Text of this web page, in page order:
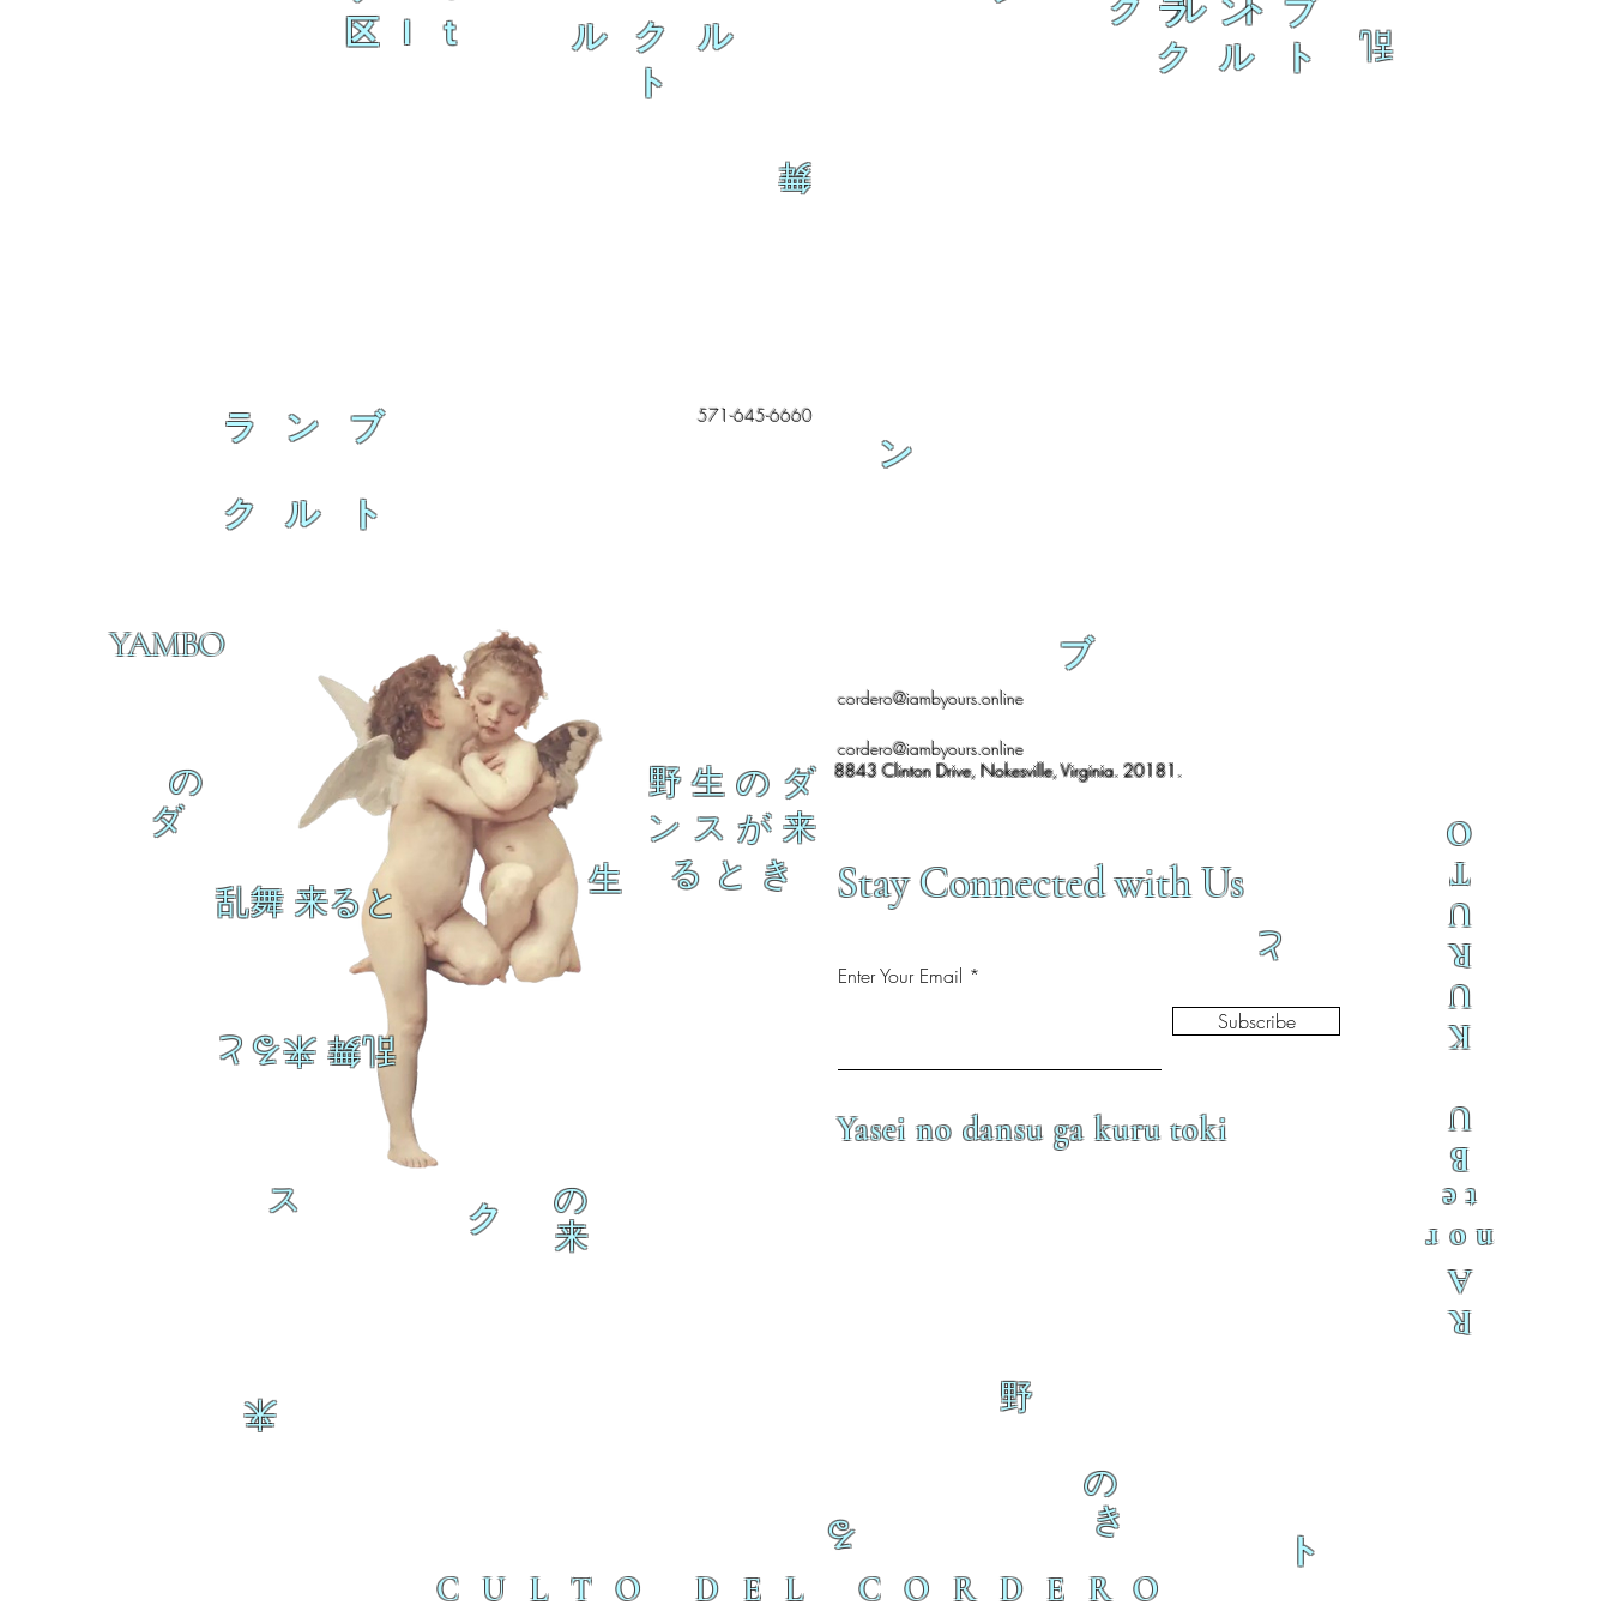
区ｌｔ
ル ク ル
ト
舞
ク ル ト
ラ ン ブ
ク ル ト
乱
YAMBO
乱舞 来ると
乱舞 来ると
ク
生
の
ダ
ス
の
来
来
ブ
cordero@iambyours.online
cordero@iambyours.online
野 生 の ダ
ン ス が 来
る と き
8843 Clinton Drive, Nokesville, Virginia. 20181.
Stay Connected with Us
Enter Your Email
と
Subscribe
Yasei no dansu ga kuru toki
R
A
nor
te
B
U
K
U
R
U
T
O
る
野
の
き
ト
CULTO DEL CORDERO
ラ ン ブ
ク ル ト
ン
571-645-6660